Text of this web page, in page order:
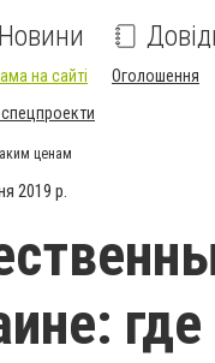
Новини
на сайті Оголошення
спецпроекти
ценам
2019 р.